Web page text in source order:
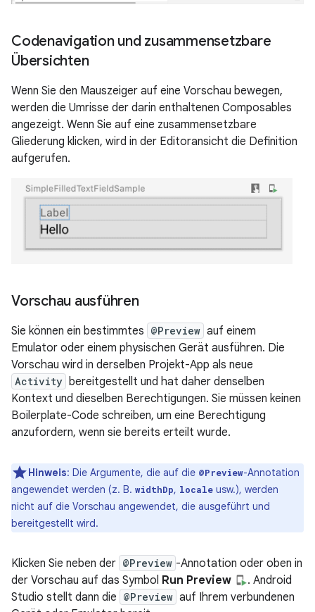
Codenavigation und zusammensetzbare
Übersichten
Wenn Sie den Mauszeiger auf eine Vorschau bewegen,
werden die Umrisse der darin enthaltenen Composables
angezeigt. Wenn Sie auf eine zusammensetzbare
Gliederung klicken, wird in der Editoransicht die Definition
aufgerufen.
Vorschau ausführen
Sie können ein bestimmtes @Preview auf einem
Emulator oder einem physischen Gerät ausführen. Die
Vorschau wird in derselben Projekt-App als neue
Activity bereitgestellt und hat daher denselben
Kontext und dieselben Berechtigungen. Sie müssen keinen
Boilerplate-Code schreiben, um eine Berechtigung
anzufordern, wenn sie bereits erteilt wurde.
Hinweis: Die Argumente, die auf die @Preview-Annotation
angewendet werden (z. B. widthDp, locale usw.), werden
nicht auf die Vorschau angewendet, die ausgeführt und
bereitgestellt wird.
Klicken Sie neben der @Preview -Annotation oder oben in
der Vorschau auf das Symbol Run Preview
. Android
Studio stellt dann die @Preview auf Ihrem verbundenen